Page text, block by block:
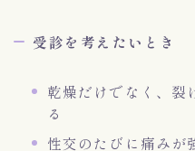
受診を考えたいとき
乾燥だけでなく、裂
る
性交のたびに痛みが